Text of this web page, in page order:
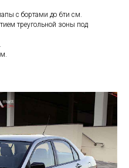
с бортами до 6ти см.
треугольной зоны под